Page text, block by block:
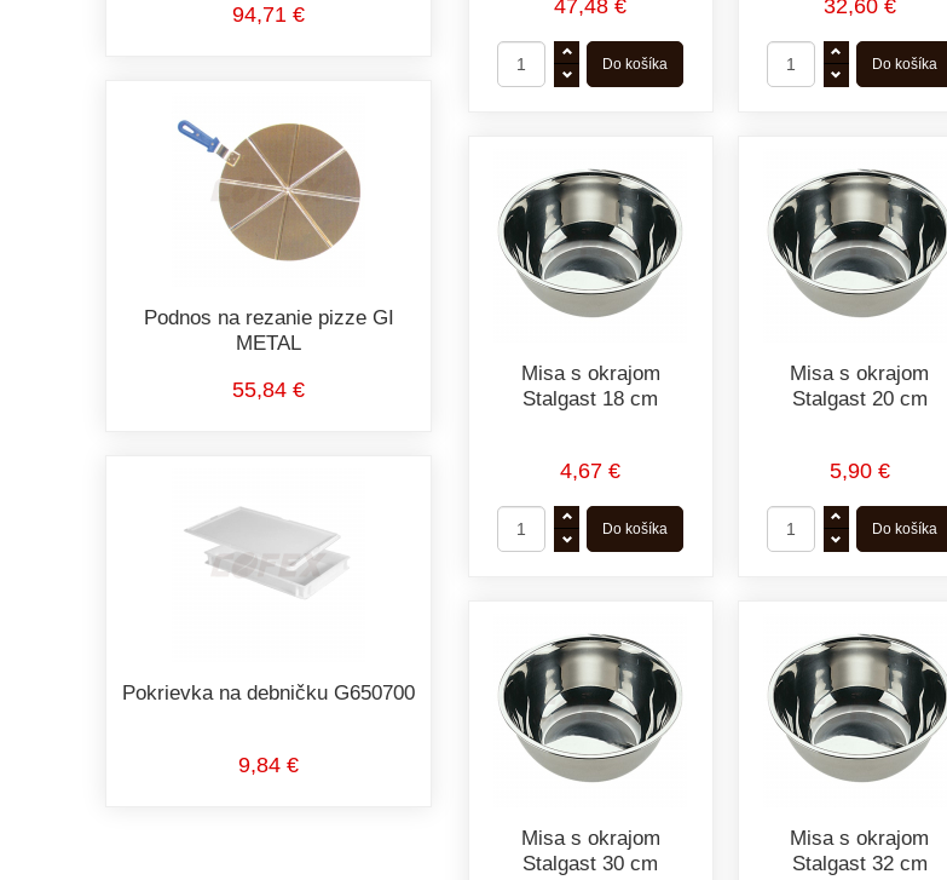
47,48 € 32,60 €
Misa s okrajom
Stalgast 18 cm
4,67 €
Misa s okrajom
Stalgast 20 cm
5,90 €
Misa s okrajom
Stalgast 30 cm
Misa s okrajom
Stalgast 32 cm
94,71 €
Podnos na rezanie pizze GI
METAL
55,84 €
Pokrievka na debničku G650700
9,84 €